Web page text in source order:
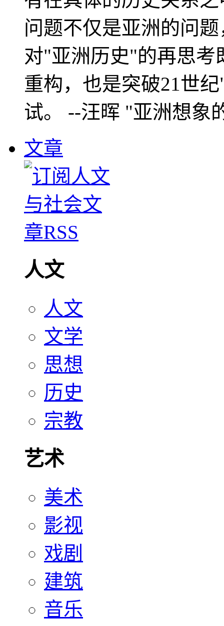
问题不仅是亚洲的问
对"亚洲历史"的再思考
重构，也是突破21世
试。 --汪晖 "亚洲想象
文章
人文
人文
文学
思想
历史
宗教
艺术
美术
影视
戏剧
建筑
音乐